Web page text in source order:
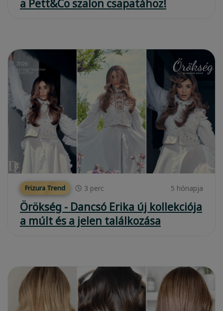
a Pett&Co szalon csapatához!
Frizura Trend 3 perc 5 hónapja
Örökség - Dancsó Erika új kollekciója
a múlt és a jelen találkozása